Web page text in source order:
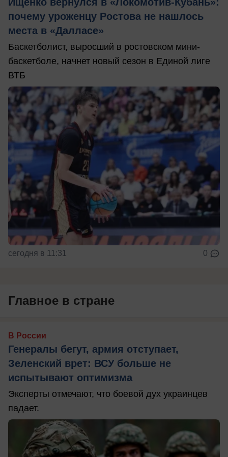
почему уроженцу Ростова не нашлось
места в «Далласе»
Баскетболист, выросший в ростовском мини-
баскетболе, начнет новый сезон в Единой лиге
ВТБ
сегодня в 11:31 0
Главное в стране
В России
Генералы бегут, армия отступает,
Зеленский врет: ВСУ больше не
испытывают оптимизма
Эксперты отмечают, что боевой дух украинцев
падает.